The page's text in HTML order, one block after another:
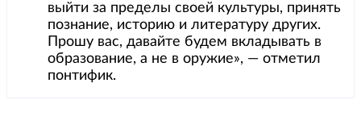
выйти за пределы своей культуры, принять
познание, историю и литературу других.
Прошу вас, давайте будем вкладывать в
образование, а не в оружие», — отметил
понтифик.